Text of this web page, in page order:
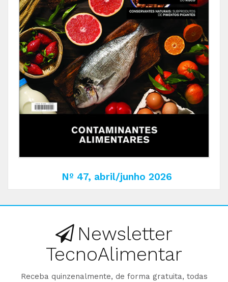
Nº 47, abril/junho 2026
Newsletter
TecnoAlimentar
Receba quinzenalmente, de forma gratuita, todas